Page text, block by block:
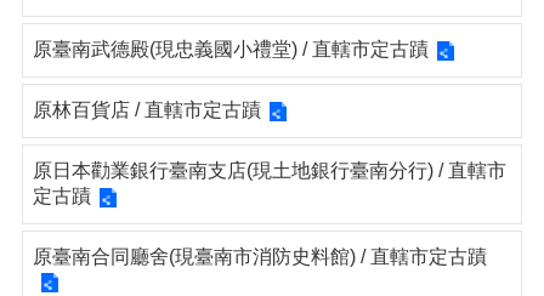
原臺南武德殿(現忠義國小禮堂) / 直轄市定古蹟
原林百貨店 / 直轄市定古蹟
原日本勸業銀行臺南支店(現土地銀行臺南分行) / 直轄市
定古蹟
原臺南合同廳舍(現臺南市消防史料館) / 直轄市定古蹟